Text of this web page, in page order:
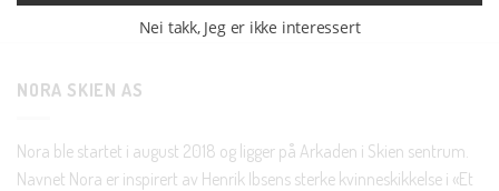
NORA SKIEN AS
Nora ble startet i august 2018 og ligger på Arkaden i Skien sentrum.
Navnet Nora er inspirert av Henrik Ibsens sterke kvinneskikkelse i «Et
Nei takk, Jeg er ikke interessert